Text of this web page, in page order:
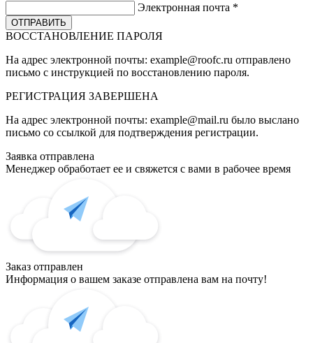
Электронная почта *
ВОССТАНОВЛЕНИЕ ПАРОЛЯ
На адрес электронной почты: example@roofc.ru отправлено
письмо с инструкцией по восстановлению пароля.
РЕГИСТРАЦИЯ ЗАВЕРШЕНА
На адрес электронной почты: example@mail.ru было выслано
письмо со ссылкой для подтверждения регистрации.
Заявка отправлена
Менеджер обработает ее и свяжется с вами в рабочее время
Заказ отправлен
Информация о вашем заказе отправлена вам на почту!